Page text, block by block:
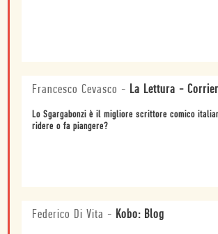
Francesco Cevasco - La Lettura -
Lo Sgargabonzi è il migliore scrittore comico
ridere o fa piangere?
Federico Di Vita - Kobo: Blog